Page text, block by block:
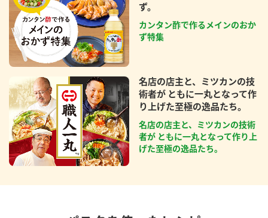
ず。
カンタン酢で作るメインのおか
ず特集
名店の店主と、ミツカンの技
術者が ともに一丸となって作
り上げた至極の逸品たち。
名店の店主と、ミツカンの技術
者が ともに一丸となって作り上
げた至極の逸品たち。